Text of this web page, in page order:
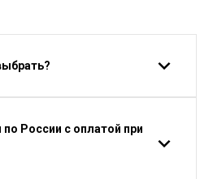
России с оплатой при